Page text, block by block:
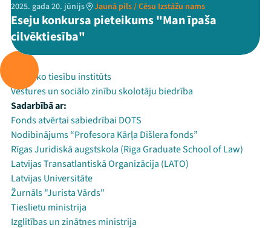
2025. gada 20. jūnijs Jaunā pils / Cēsu Izstāžu nams
Eseju konkursa pieteikums "Man īpaša
cilvēktiesība"
Publisko tiesību institūts
Vēstures un sociālo zinību skolotāju biedrība
Sadarbībā ar:
Fonds atvērtai sabiedrībai DOTS
Nodibinājums “Profesora Kārļa Dišlera fonds”
Rīgas Juridiskā augstskola (Riga Graduate School of Law)
Latvijas Transatlantiskā Organizācija (LATO)
Latvijas Universitāte
Žurnāls "Jurista Vārds"
Tieslietu ministrija
Izglītības un zinātnes ministrija